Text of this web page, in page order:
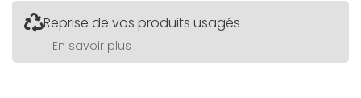
Reprise de vos produits usagés
En savoir plus